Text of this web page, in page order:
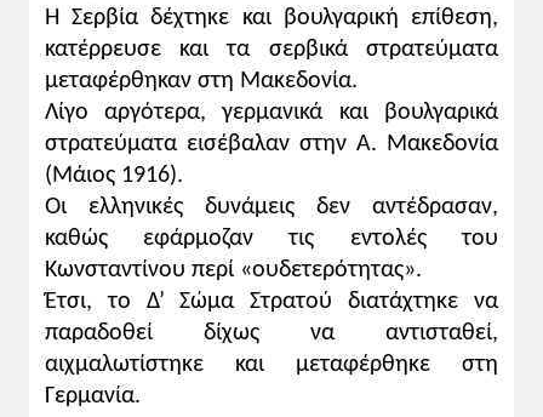
Με τα «Νοεμβριανά», τουλάχιστον στις
χώρες της Entente και ιδιαιτέρως στη
Γαλλία, ο Κωνσταντίνος κέρδισε, σχεδόν
κυριολεκτικά με το σπαθί του, τη διάκριση
του πιο μισητού ανθρώπου της Ευρώπης
μετά τον Kaiser [αυτοκράτορας της
Γερμανίας]. Η εικόνα αυτή δεν άλλαξε
ασφαλώς προς το καλύτερο ούτε μετά τους
απηνείς διωγμούς από συμμορίες
επιστράτων, των επωνύμων, και όχι μόνον,
βενιζελικών που δεν είχαν την
προνοητικότητα να εγκαταλείψουν
εγκαίρως την πρωτεύουσα, ούτε μετά το
«Ανάθεμα» εναντίον του «προδότη
Η Σερβία δέχτηκε και βουλγαρική επίθεση,
κατέρρευσε και τα σερβικά στρατεύματα
μεταφέρθηκαν στη Μακεδονία.
Λίγο αργότερα, γερμανικά και βουλγαρικά
στρατεύματα εισέβαλαν στην Α. Μακεδονία
(Μάιος 1916).
Οι ελληνικές δυνάμεις δεν αντέδρασαν,
καθώς εφάρμοζαν τις εντολές του
Κωνσταντίνου περί «ουδετερότητας».
Έτσι, το Δ’ Σώμα Στρατού διατάχτηκε να
παραδοθεί δίχως να αντισταθεί,
αιχμαλωτίστηκε και μεταφέρθηκε στη
Γερμανία.